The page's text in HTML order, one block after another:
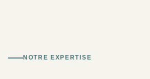
NOTRE EXPERTISE